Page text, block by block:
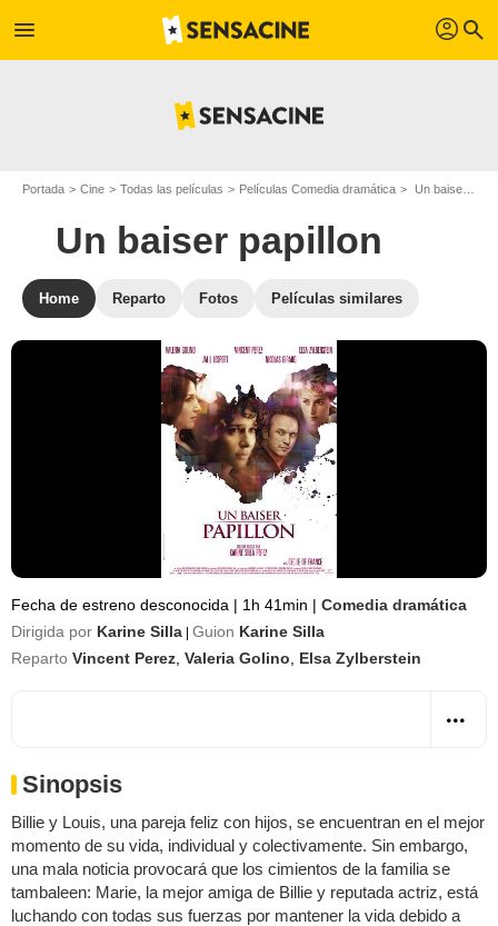
menu profil search
Portada Cine Todas las películas Películas Comedia dramática Un baiser papillon
Un baiser papillon
Home Reparto Fotos Películas similares
Fecha de estreno desconocida | 1h 41min | Comedia dramática
Dirigida por Karine Silla Guion Karine Silla
Reparto Vincent Perez Valeria Golino Elsa Zylberstein
Sinopsis
Billie y Louis, una pareja feliz con hijos, se encuentran en el mejor
momento de su vida, individual y colectivamente. Sin embargo,
una mala noticia provocará que los cimientos de la familia se
tambaleen: Marie, la mejor amiga de Billie y reputada actriz, está
luchando con todas sus fuerzas por mantener la vida debido a